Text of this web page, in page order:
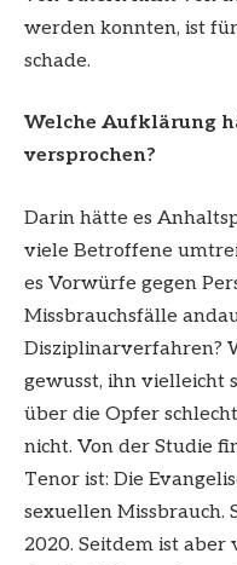
werden konnten, ist
schade.
Welche Aufklärung
versprochen?
Darin hätte es
viele Betroffene
es Vorwürfe gegen
Missbrauchsfälle
Disziplinarverfahren?
gewusst, ihn vielleicht
über die Opfer
nicht. Von der Studie
Tenor ist: Die
sexuellen Missbrauch.
2020. Seitdem ist aber